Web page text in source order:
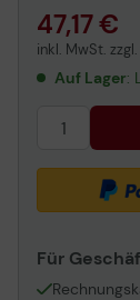
HP 711
47,17 €
inkl. MwSt. zzgl.
Auf Lager:
Für